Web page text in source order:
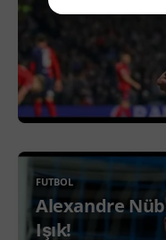
FUTBOL
Alexandre
Işık!